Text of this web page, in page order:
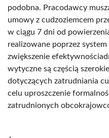
podobna. Pracodawcy
umowy z cudzoziemcem
w ciągu 7 dni od
realizowane poprzez
zwiększenie
wytyczne są częścią
dotyczących zatrudniania
celu uproszczenie
zatrudnionych